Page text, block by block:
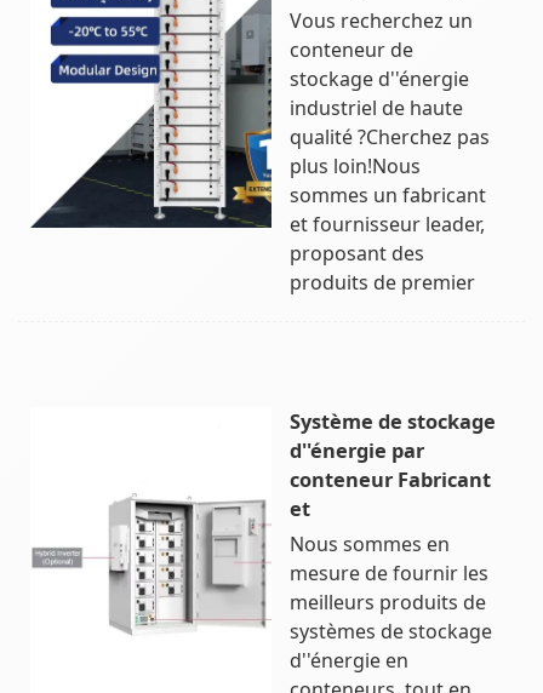
Vous recherchez un
conteneur de
stockage d''énergie
industriel de haute
qualité ?Cherchez pas
plus loin!Nous
sommes un fabricant
et fournisseur leader,
proposant des
produits de premier
Système de stockage
d''énergie par
conteneur Fabricant
et
Nous sommes en
mesure de fournir les
meilleurs produits de
systèmes de stockage
d''énergie en